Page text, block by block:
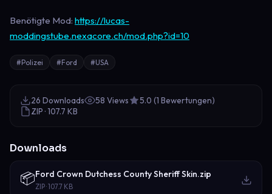
Benötigte Mod: https://lucas-
moddingstube.nexacore.ch/mod.php?id=10
#Polizei #Ford #USA
26 Downloads 58 Views
5.0 (1 Bewertungen)
ZIP · 107.7 KB
Downloads
📦Ford Crown Dutchess County Sheriff Skin.zip
ZIP · 107.7 KB